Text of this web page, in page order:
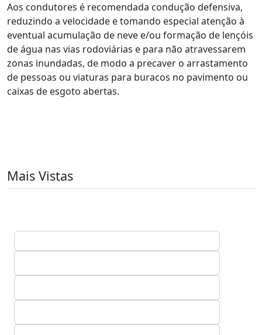
Aos condutores é recomendada condução defensiva,
reduzindo a velocidade e tomando especial atenção à
eventual acumulação de neve e/ou formação de lençóis
de água nas vias rodoviárias e para não atravessarem
zonas inundadas, de modo a precaver o arrastamento
de pessoas ou viaturas para buracos no pavimento ou
caixas de esgoto abertas.
Mais Vistas